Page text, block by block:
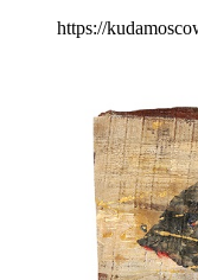
https://